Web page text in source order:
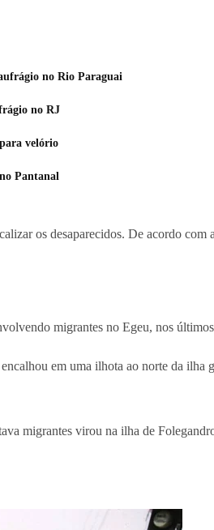
no Rio Paraguai
no RJ
velório
Pantanal
os desaparecidos. De acordo
migrantes no Egeu, nos
em uma ilhota ao norte da
migrantes virou na ilha de